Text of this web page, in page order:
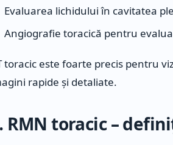
Evaluarea lichidului în cavitatea
Angiografie toracică pentru
toracic este foarte precis pentru
rapide și detaliate.
RMN toracic –